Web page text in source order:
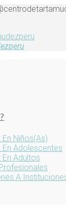
Niños(as)
Adolescentes
Adultos
A